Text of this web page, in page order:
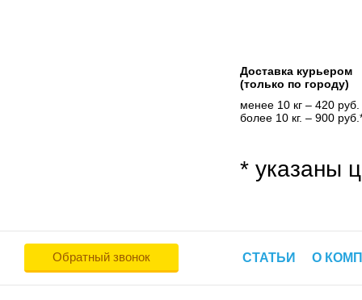
Доставка курьером
(только по городу)
менее 10 кг – 420 руб.
более 10 кг. – 900
* указаны
Обратный звонок СТАТЬИ О